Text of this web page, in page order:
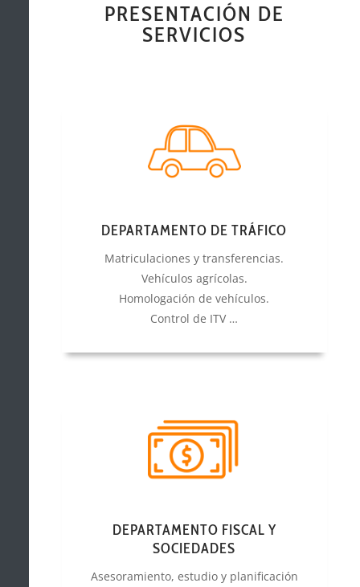
PRESENTACIÓN DE
SERVICIOS
DEPARTAMENTO DE TRÁFICO
Matriculaciones y transferencias.
Vehículos agrícolas.
Homologación de vehículos.
Control de ITV …
DEPARTAMENTO FISCAL Y
SOCIEDADES
Asesoramiento, estudio y planificación